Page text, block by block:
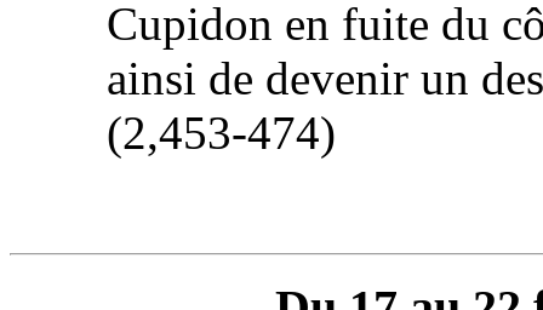
Cupidon en fuite du
ainsi de devenir un
(2,453-474)